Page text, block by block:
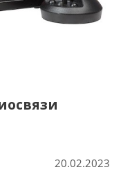
20.02.2023